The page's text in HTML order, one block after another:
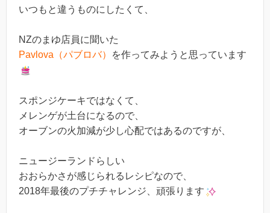
いつもと違うものにしたくて、
NZのまゆ店員に聞いた
Pavlova（パブロバ）
を作ってみようと思っています
スポンジケーキではなくて、
メレンゲが土台になるので、
オーブンの火加減が少し心配ではあるのですが、
ニュージーランドらしい
おおらかさが感じられるレシピなので、
2018年最後のプチチャレンジ、頑張ります